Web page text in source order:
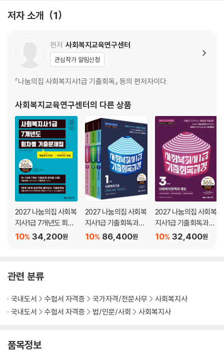
저자 소개 1
편저 사회복지교육연구센터
관심작가 알림신청
『나눔의집 사회복지사1급 기출회독』 등의 편저자이다.
사회복지교육연구센터의 다른 상품
2027 나눔의집 사회복
지사1급 7개년도 회차
별 기출문제집
34,200원
10%
2027 나눔의집 사회복
지사1급 기출회독과정
세트 86,400원
10%
2027 나눔의집 사회복
지사1급 기출회독과정
3과목 사회복지정책과
32,400원
10%
관련 분류
국내도서 수험서 자격증 국가자격/전문사무
사회복지사
국내도서
수험서 자격증 법/인문/사회 사회복지사
품목정보